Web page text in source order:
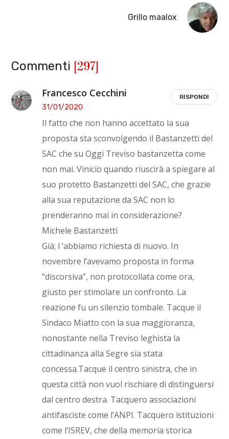
Grillo maalox
Commenti [297]
Francesco Cecchini
31/01/2020
Il fatto che non hanno accettato la sua
proposta sta sconvolgendo il Bastanzetti del
SAC che su Oggi Treviso bastanzetta come
non mai. Vinicio quando riuscirà a spiegare al
suo protetto Bastanzetti del SAC, che grazie
alla sua reputazione da SAC non lo
prenderanno mai in considerazione?
Michele Bastanzetti
Già; l ‘abbiamo richiesta di nuovo. In
novembre l’avevamo proposta in forma
“discorsiva”, non protocollata come ora,
giusto per stimolare un confronto. La
reazione fu un silenzio tombale. Tacque il
Sindaco Miatto con la sua maggioranza,
nonostante nella Treviso leghista la
cittadinanza alla Segre sia stata
concessa.Tacque il centro sinistra, che in
questa città non vuol rischiare di distinguersi
dal centro destra. Tacquero associazioni
antifasciste come l’ANPI. Tacquero istituzioni
come l’ISREV, che della memoria storica
RISPONDI